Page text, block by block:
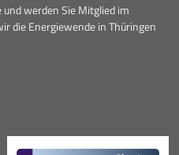
werden Sie Mitglied im
die Energiewende in Thüringen